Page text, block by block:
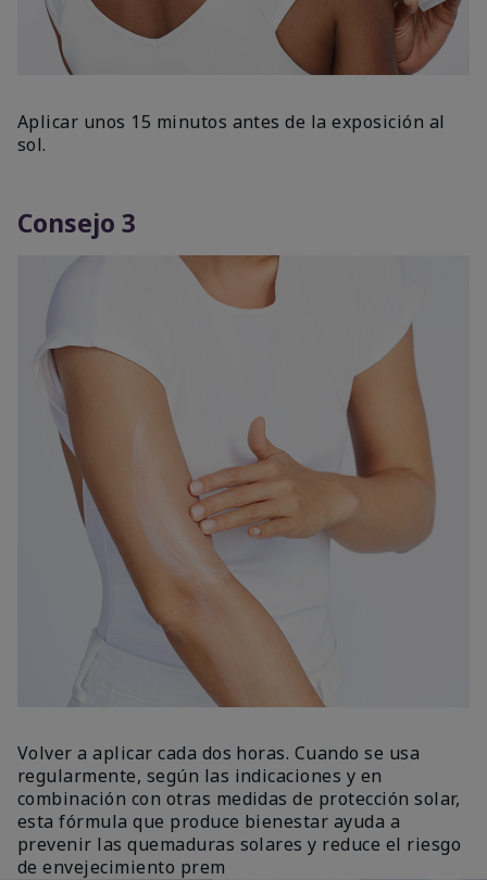
Aplicar unos 15 minutos antes de la exposición al
sol.
Consejo 3
Volver a aplicar cada dos horas. Cuando se usa
regularmente, según las indicaciones y en
combinación con otras medidas de protección solar,
esta fórmula que produce bienestar ayuda a
prevenir las quemaduras solares y reduce el riesgo
de envejecimiento prem